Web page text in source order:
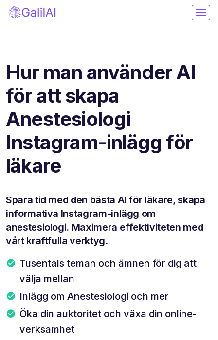
Hur man använder AI
för att skapa
Anestesiologi
Instagram-inlägg för
läkare
Spara tid med den bästa AI för läkare, skapa
informativa Instagram-inlägg om
anestesiologi. Maximera effektiviteten med
vårt kraftfulla verktyg.
Tusentals teman och ämnen för dig att
välja mellan
Inlägg om Anestesiologi och mer
Öka din auktoritet och växa din online-
verksamhet